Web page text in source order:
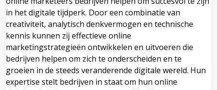
in het digitale tijdperk. Door een combinatie van
creativiteit, analytisch denkvermogen en technische
kennis kunnen zij effectieve online
marketingstrategieën ontwikkelen en uitvoeren die
bedrijven helpen om zich te onderscheiden en te
groeien in de steeds veranderende digitale wereld. Hun
expertise stelt bedrijven in staat om hun online